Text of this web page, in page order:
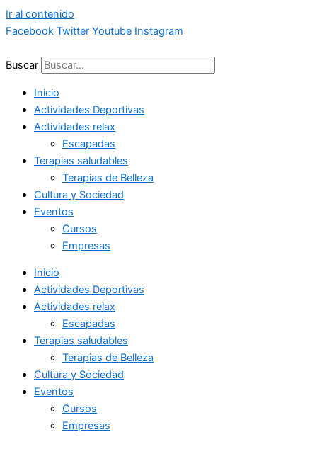
Ir al contenido
Facebook Twitter Youtube Instagram
Buscar
Inicio
Actividades Deportivas
Actividades relax
Escapadas
Terapias saludables
Terapias de Belleza
Cultura y Sociedad
Eventos
Cursos
Empresas
Inicio
Actividades Deportivas
Actividades relax
Escapadas
Terapias saludables
Terapias de Belleza
Cultura y Sociedad
Eventos
Cursos
Empresas